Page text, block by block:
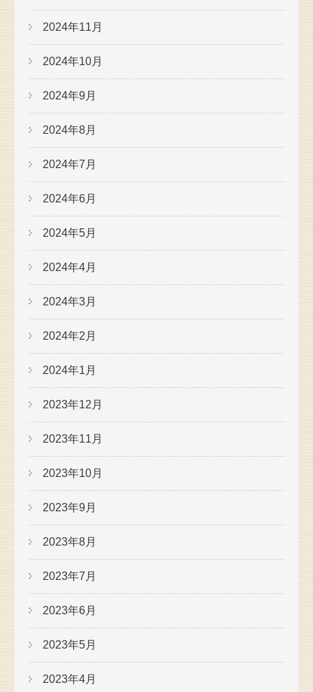
2024年11月
2024年10月
2024年9月
2024年8月
2024年7月
2024年6月
2024年5月
2024年4月
2024年3月
2024年2月
2024年1月
2023年12月
2023年11月
2023年10月
2023年9月
2023年8月
2023年7月
2023年6月
2023年5月
2023年4月